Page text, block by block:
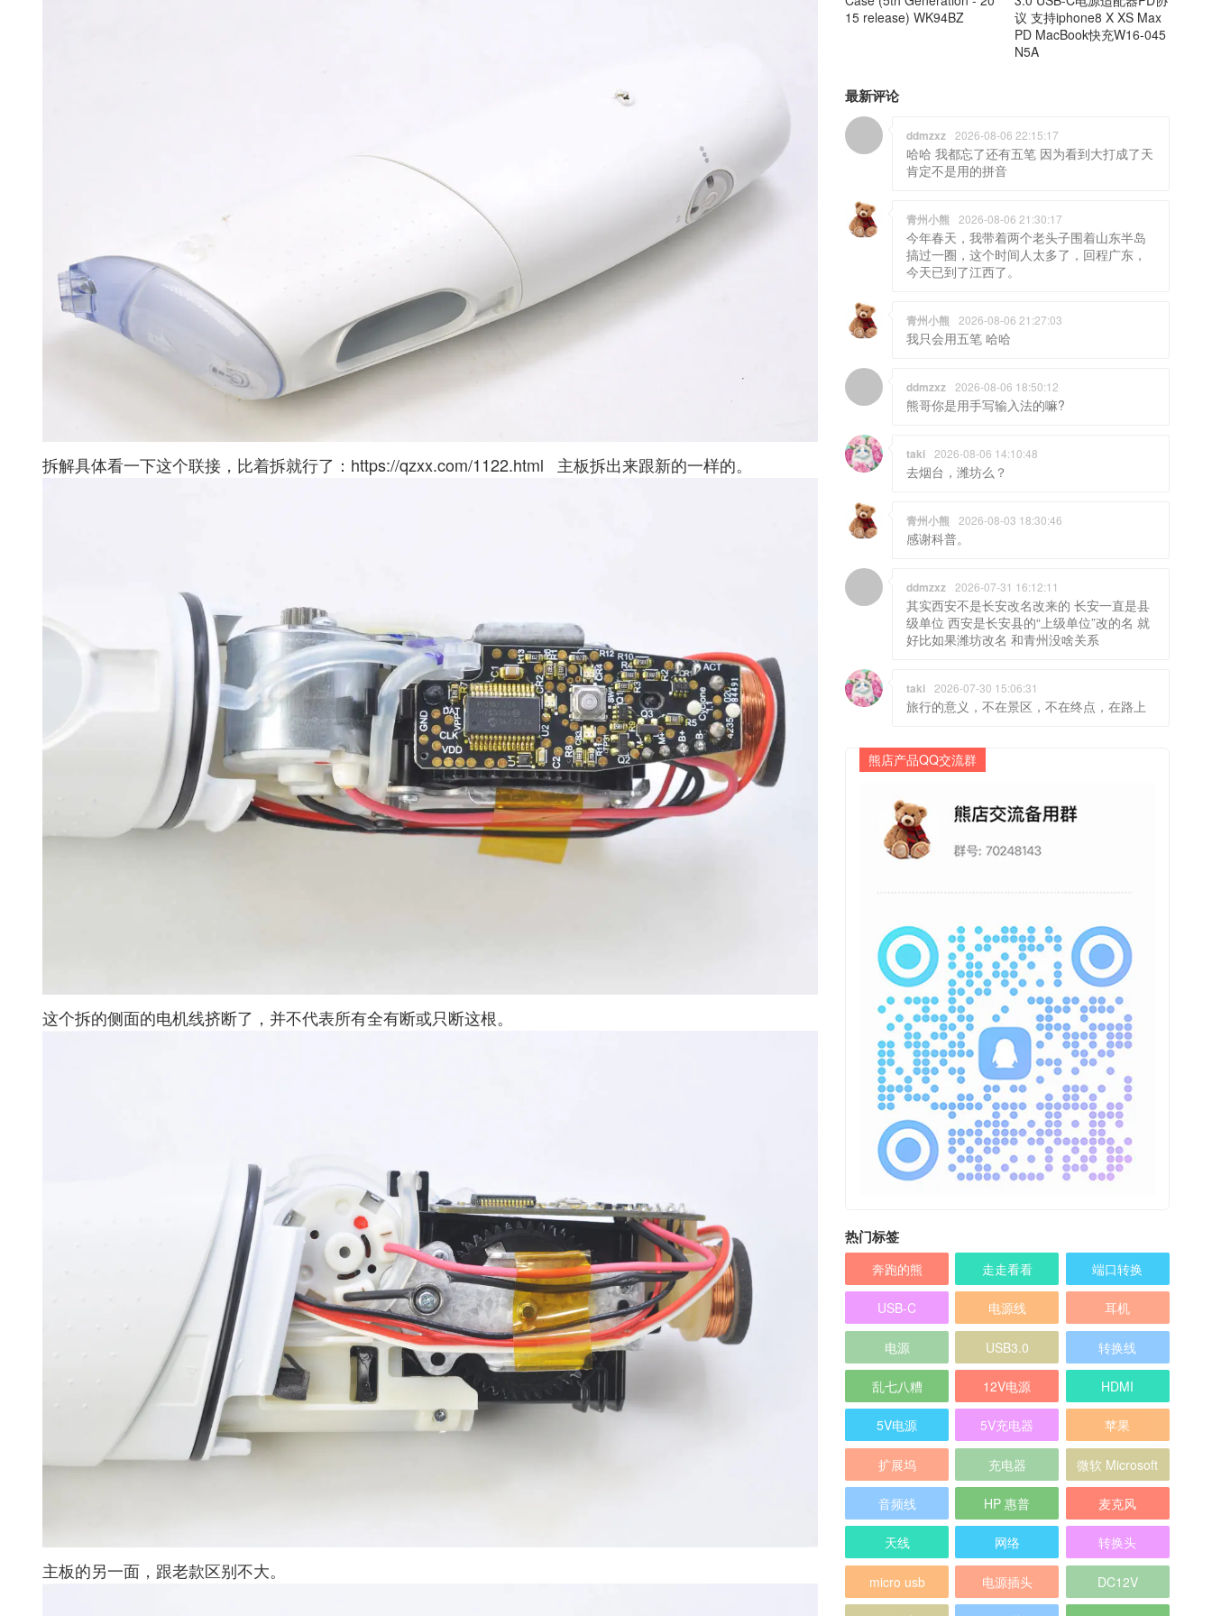
拆解具体看一下这个联接，比着拆就行了： https://qzxx.com/1122.html 主板拆出来跟新的一样的。
这个拆的侧面的电机线挤断了，并不代表所有全有断或只断这根。
主板的另一面，跟老款区别不大。
15 release) WK94BZ
议 支持iphone8 X XS Max
PD MacBook快充W16-045
N5A
最新评论
ddmzxz 2026-08-06 22:15:17
哈哈 我都忘了还有五笔 因为看到大打成了天
肯定不是用的拼音
青州小熊 2026-08-06 21:30:17
今年春天，我带着两个老头子围着山东半岛
搞过一圈，这个时间人太多了，回程广东，
今天已到了江西了。
青州小熊 2026-08-06 21:27:03
我只会用五笔 哈哈
ddmzxz 2026-08-06 18:50:12
熊哥你是用手写输入法的嘛?
taki 2026-08-06 14:10:48
去烟台，潍坊么？
青州小熊 2026-08-03 18:30:46
感谢科普。
ddmzxz 2026-07-31 16:12:11
其实西安不是长安改名改来的 长安一直是县
级单位 西安是长安县的“上级单位”改的名 就
好比如果潍坊改名 和青州没啥关系
taki 2026-07-30 15:06:31
旅行的意义，不在景区，不在终点，在路上
熊店产品QQ交流群
热门标签
奔跑的熊 走走看看 端口转换
USB-C 电源线 耳机
电源 USB3.0 转换线
乱七八糟 12V电源 HDMI
5V电源 5V充电器 苹果
扩展坞 充电器 微软 Microsoft
音频线 HP 惠普 麦克风
天线 网络 转换头
micro usb 电源插头 DC12V